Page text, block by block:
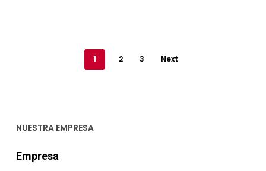
1 2 3 Next
NUESTRA EMPRESA
Empresa